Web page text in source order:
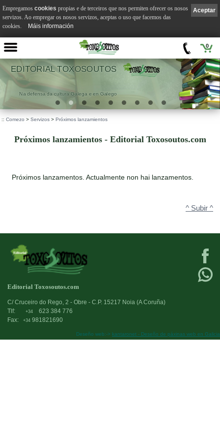
0
TOXOSOUTOS
defensa da cultura Galega e en Galego
:: Comezo > Servizos > Próximos lanzamientos
Próximos lanzamientos - Editorial Toxosoutos.com
Próximos lanzamentos. Actualmente non hai lanzamentos.
^ Subir ^
Editorial Toxosoutos.com
C/ Cruceiro do Rego, 2 - Obre - C.P. 15217 Noia (A Coruña)
Tlf:
+34
623 384 776
Fax:
+34 981821690
Deseño web:-> kantaronet - Deseño de páxinas web en Galicia
Aceptar
Empregamos cookies propias e de terceiros que nos permiten ofrecer os nosos
servizos. Ao empregar os nosos servizos, aceptas o uso que facemos das
cookies.
Máis información